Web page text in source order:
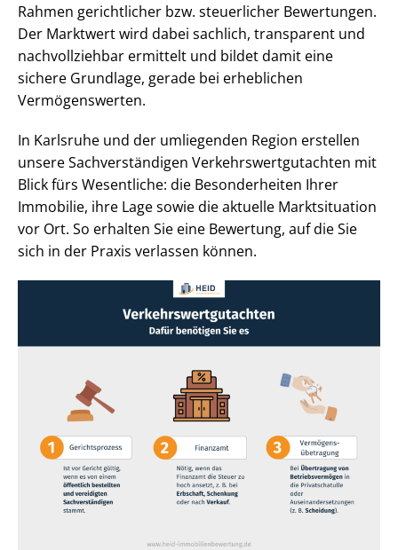
Rahmen gerichtlicher bzw. steuerlicher Bewertungen.
Der Marktwert wird dabei sachlich, transparent und
nachvollziehbar ermittelt und bildet damit eine
sichere Grundlage, gerade bei erheblichen
Vermögenswerten.
In Karlsruhe und der umliegenden Region erstellen
unsere Sach­ver­stän­di­gen Ver­kehrs­wert­gut­ach­ten mit
Blick fürs Wesentliche: die Besonderheiten Ihrer
Immobilie, ihre Lage sowie die aktuelle Marktsituation
vor Ort. So erhalten Sie eine Bewertung, auf die Sie
sich in der Praxis verlassen können.